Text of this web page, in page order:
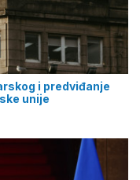
i predviđanje
unije